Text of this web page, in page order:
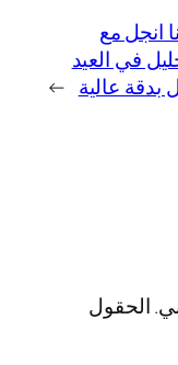
انجل مع
في العيد
→
الحقول